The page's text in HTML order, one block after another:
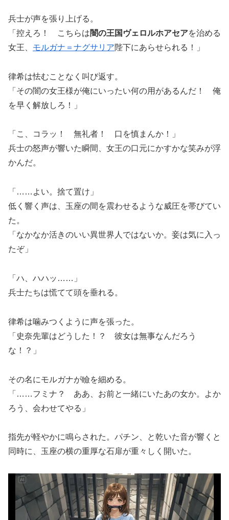
兵士が声を張り上げる。
「控えろ！ こちらは闇の王国ヴェロルホアセアを治める
女王、 モルガナ＝ナグサリア陛下にあらせられる！」
律希は怯むことなく叫び返す。
「その闇の女王様が俺にいったい何の用があるんだ！ 俺
を早く解放しろ！」
「こ、コラッ！ 無礼者！ 口を慎まんか！」
兵士の怒声が響いた瞬間、女王の口元にかすかな笑みが浮
かんだ。
「……よい。捨て置け」
低く響く声は、玉座の間を震わせるような威圧を帯びてい
た。
「なかなか活きのいい異世界人ではないか。妾は気に入っ
たぞ」
「ハ、ハハッ……」
兵士たちは慌てて頭を垂れる。
律希は噛みつくように声を張った。
「史奈先輩はどうした！？ 彼女は無事なんだろう
な！？」
その名にモルガナが瞼を細める。
「……フミナ？ ああ、お前と一緒にいたあの女か。よか
ろう、会わせてやる」
指先が軽やかに鳴らされた。パチン、と乾いた音が響くと
同時に、玉座の横の重厚な石扉が重々しく開いた。